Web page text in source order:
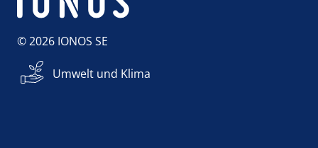
© 2026 IONOS SE
Umwelt und Klima